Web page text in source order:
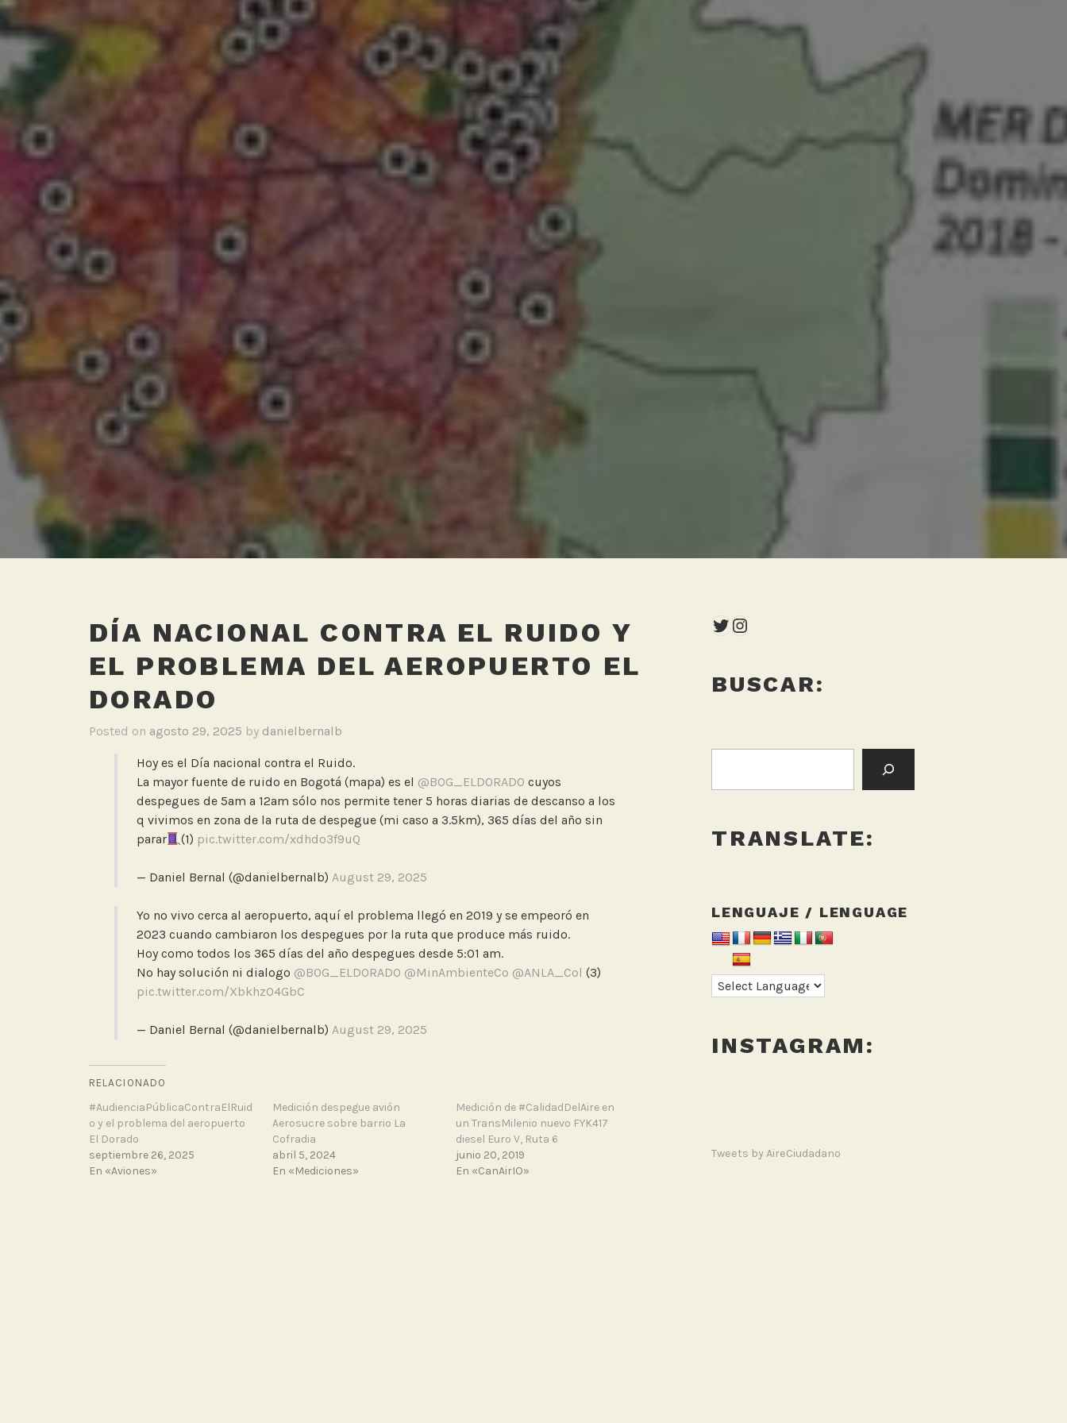
DÍA NACIONAL CONTRA EL RUIDO Y
EL PROBLEMA DEL AEROPUERTO EL
DORADO
Posted on agosto 29, 2025 by danielbernalb
Hoy es el Día nacional contra el Ruido.
La mayor fuente de ruido en Bogotá (mapa) es el @BOG_ELDORADO cuyos
despegues de 5am a 12am sólo nos permite tener 5 horas diarias de descanso a los
q vivimos en zona de la ruta de despegue (mi caso a 3.5km), 365 días del año sin
parar
(1) pic.twitter.com/xdhdo3f9uQ
— Daniel Bernal (@danielbernalb) August 29, 2025
Yo no vivo cerca al aeropuerto, aquí el problema llegó en 2019 y se empeoró en
2023 cuando cambiaron los despegues por la ruta que produce más ruido.
Hoy como todos los 365 días del año despegues desde 5:01 am.
No hay solución ni dialogo @BOG_ELDORADO @MinAmbienteCo @ANLA_Col (3)
pic.twitter.com/XbkhzO4GbC
— Daniel Bernal (@danielbernalb) August 29, 2025
RELACIONADO
#AudienciaPúblicaContraElRuid
o y el problema del aeropuerto
El Dorado
septiembre 26, 2025
En «Aviones»
Medición despegue avión
Aerosucre sobre barrio La
Cofradia
abril 5, 2024
En «Mediciones»
Medición de #CalidadDelAire en
un TransMilenio nuevo FYK417
diesel Euro V, Ruta 6
junio 20, 2019
En «CanAirIO»
Twitter
Instagram
BUSCAR:
TRANSLATE:
LENGUAJE / LENGUAGE
INSTAGRAM:
Tweets by AireCiudadano